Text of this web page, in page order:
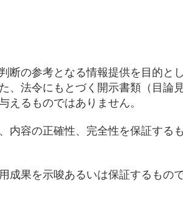
断の参考となる情報提供を目的と
、法令にもとづく開示書類（目論
えるものではありません。
内容の正確性、完全性を保証する
成果を示唆あるいは保証するもの